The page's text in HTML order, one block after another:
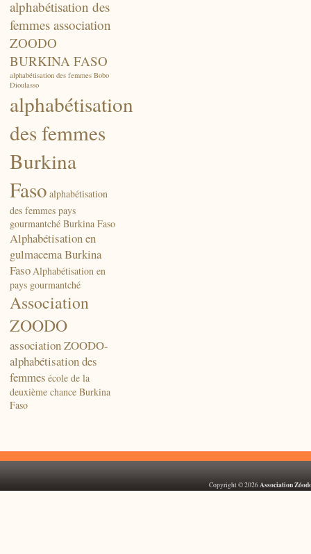
alphabétisation des
femmes association
ZOODO
BURKINA FASO
alphabétisation des femmes Bobo
Dioulasso
alphabétisation
des femmes
Burkina
Faso alphabétisation
des femmes pays
gourmantché Burkina Faso
Alphabétisation en
gulmacema Burkina
FasoAlphabétisation en
pays gourmantché
Association
ZOODO
association ZOODO-
alphabétisation des
femmes école de la
deuxième chance Burkina
Faso
Copyright © 2026Association